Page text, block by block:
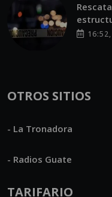
OTROS SITIOS
- La Tronadora
- Radios Guate
TARIFARIO